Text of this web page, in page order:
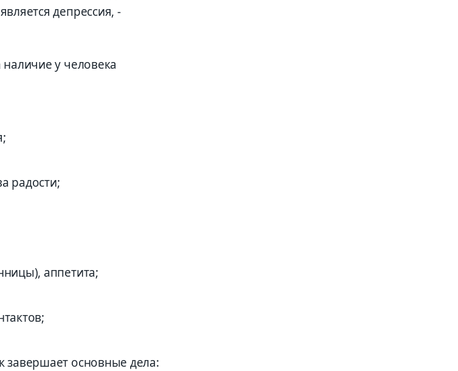
депрессия, -
у человека
радости;
аппетита;
завершает основные дела: